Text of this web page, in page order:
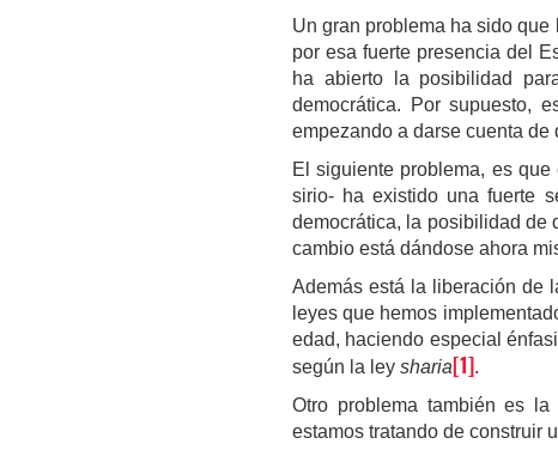
Un gran problema ha sido
por esa fuerte presencia del
ha abierto la posibilidad
democrática. Por supuesto,
empezando a darse cuenta
El siguiente problema, es
sirio- ha existido una fuerte
democrática, la posibilidad de
cambio está dándose ahora
Además está la liberación de
leyes que hemos
edad, haciendo especial
según la ley sharia[1].
Otro problema también es
estamos tratando de construir